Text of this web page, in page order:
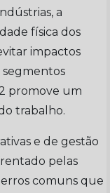
a
física dos
impactos
segmentos
promove um
trabalho.
e de gestão
pelas
comuns que